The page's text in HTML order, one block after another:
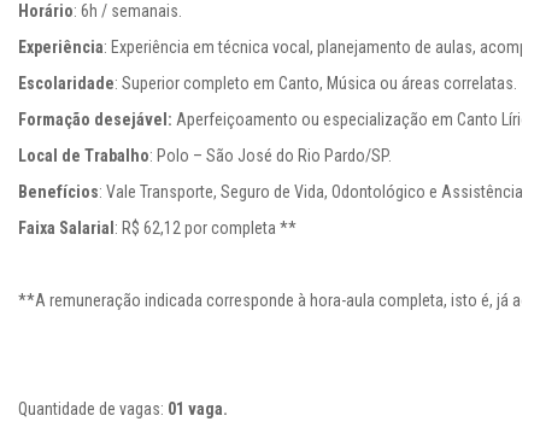
Horário
Experiência
Escolaridade
Formação desejável:
Local de Trabalho
Benefícios
Faixa Salarial : R$ 62,12 por completa **
**A remuneração indicada corresponde à hora-aula completa, isto é, já
Quantidade de vagas: 01 vaga.